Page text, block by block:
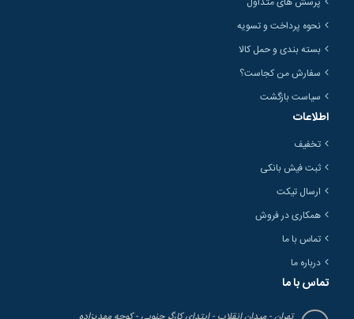
نحوه پرداخت و تسویه
بسته بندی و حمل کالا
سفارش من کجاست؟
سیاست بازگشت
اطلاعات
تخفیف
ثبت فیش بانکی
ارسال تیکت
همکاری در فروش
تماس با ما
درباره ما
تماس با ما